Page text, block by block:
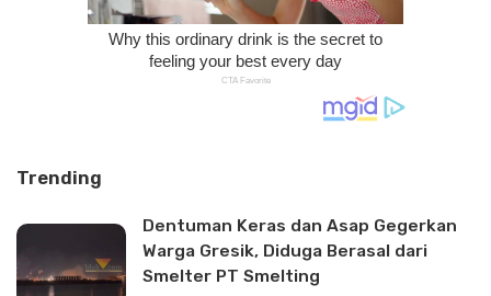
Trending
Dentuman Keras dan Asap Gegerkan
Warga Gresik, Diduga Berasal dari
Smelter PT Smelting